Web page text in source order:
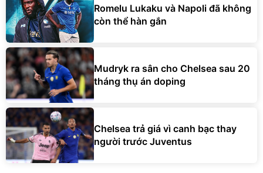
Romelu Lukaku và Napoli đã không
còn thể hàn gắn
Mudryk ra sân cho Chelsea sau 20
tháng thụ án doping
Chelsea trả giá vì canh bạc thay
người trước Juventus